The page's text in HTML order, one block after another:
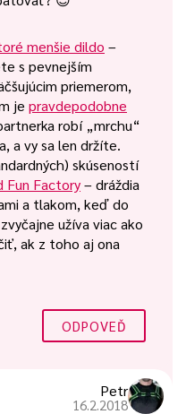
menšie dildo –
s pevnejším
priemerom,
je pravdepodobne
robí „mrchu“
a vy sa len držíte.
skúseností
Fun Factory– dráždia
a tlakom, keď do
užíva viac ako
ak z toho aj ona
ODPOVEĎ
Petr
16.2.2018